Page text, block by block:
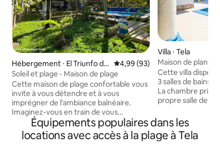
Hébergement ⋅ El Triunfo de
La Cruz
Évaluation moyenne sur la
4,99 (93)
Soleil et plage - Maison de plage
Cette maison de plage confortable vous
invite à vous détendre et à vous
imprégner de l'ambiance balnéaire.
Imaginez-vous en train de vous
prélasser au soleil, de sentir le sable doux
entre vos orteils et d'écouter le son
apaisant des vagues qui déferlent. Cette
Villa ⋅ Tela
Maison de
production
Cette villa
3 salles de bains,
La chambre
propre salle de
salle de bain. La
piscine privée
extérieure et une
Équipements populaires dans les
locations avec accès à la plage à Tela